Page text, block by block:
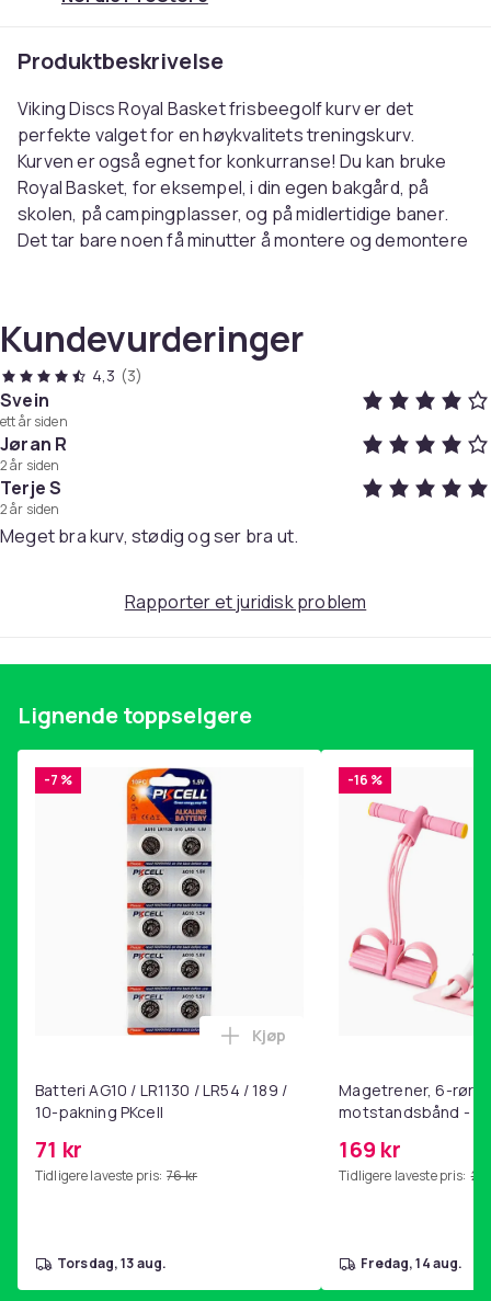
Produktbeskrivelse
Viking Discs Royal Basket frisbeegolf kurv er det
perfekte valget for en høykvalitets treningskurv.
Kurven er også egnet for konkurranse! Du kan bruke
Royal Basket, for eksempel, i din egen bakgård, på
skolen, på campingplasser, og på midlertidige baner.
Det tar bare noen få minutter å montere og demontere
Anbefales ikke for utendørs bruk hele året rundt.
Produktdetaljer:
- Høyde: 143cm
- Diameter: 66cm
- Vekt: 20kg
- 24stk kjeder i to rader
Artikkel nr.
8a5fbfdf-004b-4cb3-84b8-260bd72c2066
Produktsikkerhetsinformasjon
Kundevurderinger
4,3 (3)
Svein
ett år siden
Jøran R
2 år siden
Terje S
2 år siden
Meget bra kurv, stødig og ser bra ut.
Rapporter et juridisk problem
Lignende toppselgere
-7 %
Batteri AG10 / LR1130 / LR54 / 189 /
10-pakning PKcell
71 kr
Tidligere laveste pris: 76 kr
Legg Batteri AG10 / LR1130 /
Kjøp
torsdag, 13 aug.
-16 %
Magetrener, 6-rørs
motstandsbånd -
hjemmegymnastikk
169 kr
Tidligere laveste pris:
fredag, 14 aug.